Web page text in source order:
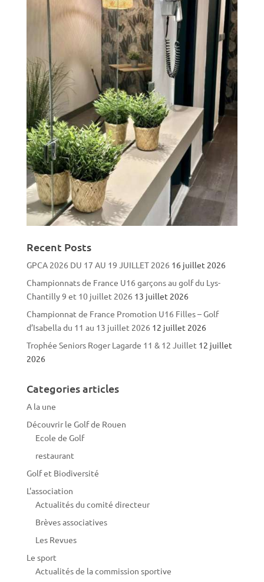
Recent Posts
GPCA 2026 DU 17 AU 19 JUILLET 2026 16 juillet 2026
Championnats de France U16 garçons au golf du Lys-
Chantilly 9 et 10 juillet 2026 13 juillet 2026
Championnat de France Promotion U16 Filles – Golf
d’Isabella du 11 au 13 juillet 2026 12 juillet 2026
Trophée Seniors Roger Lagarde 11 & 12 Juillet 12 juillet
2026
Categories articles
A la une
Découvrir le Golf de Rouen
Ecole de Golf
restaurant
Golf et Biodiversité
L'association
Actualités du comité directeur
Brèves associatives
Les Revues
Le sport
Actualités de la commission sportive